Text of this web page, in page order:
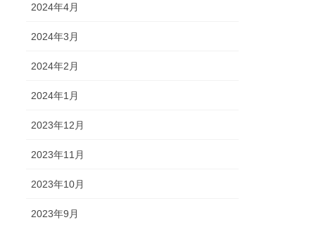
2024年4月
2024年3月
2024年2月
2024年1月
2023年12月
2023年11月
2023年10月
2023年9月